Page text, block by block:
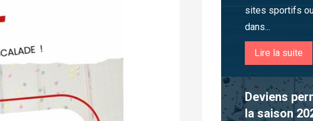
sites sportifs
dans...
Lire la suite
Deviens
la saison